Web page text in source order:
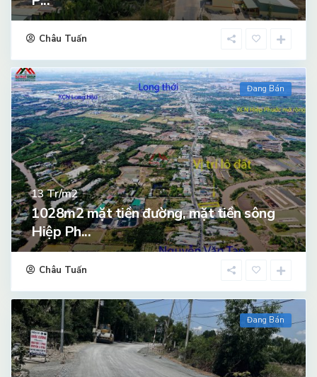
Châu Tuấn
Đang Bán
13Tr/m2
1028m2 mặt tiền đường, mặt tiền sông
Hiệp Ph...
Châu Tuấn
Đang Bán